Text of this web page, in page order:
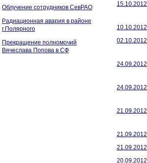
Облучение сотрудников СевРАО
Радиационная авария в районе
г.Полярного
Прекращение полномочий
Вячеслава Попова в СФ
15.10.2012
10.10.2012
02.10.2012
24.09.2012
24.09.2012
21.09.2012
21.09.2012
21.09.2012
20.09.2012